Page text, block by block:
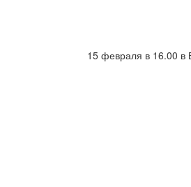
15 февраля в 16.00 в